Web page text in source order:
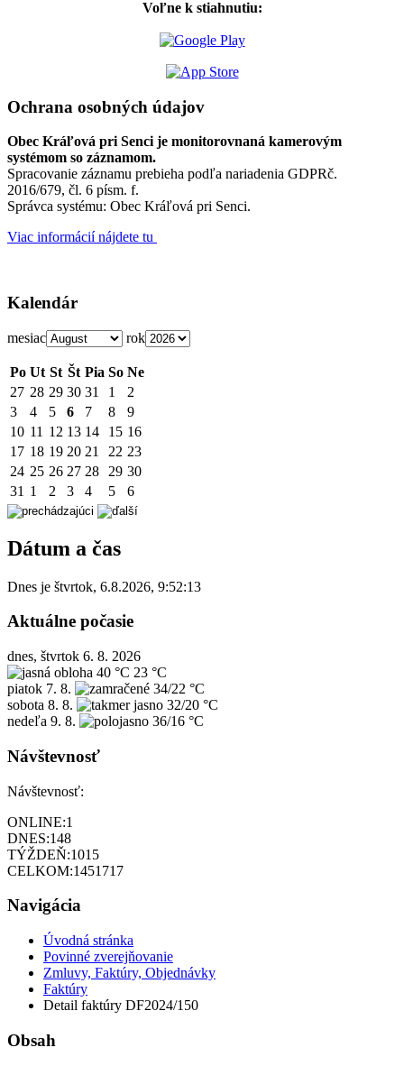
Voľne k stiahnutiu:
Ochrana osobných údajov
Obec Kráľová pri Senci je monitorovnaná kamerovým
systémom so záznamom.
Spracovanie záznamu prebieha podľa nariadenia GDPRč.
2016/679, čl. 6 písm. f.
Správca systému: Obec Kráľová pri Senci.
Viac informácií nájdete tu
Kalendár
mesiac rok
Po Ut St Št Pia So Ne
27 28 29 30 31 1
2
3
4 5 6 7 8
9
10 11 12 13 14 15 16
17 18 19 20 21 22 23
24 25 26 27 28 29 30
31 1 2 3 4 5 6
Dátum a čas
Dnes je štvrtok, 6.8.2026, 9:52:13
Aktuálne počasie
dnes, štvrtok 6. 8. 2026
40 °C 23 °C
piatok 7. 8.
34/22 °C
sobota 8. 8.
32/20 °C
nedeľa 9. 8. 36/16 °C
Návštevnosť
Návštevnosť:
ONLINE:1
DNES:148
TÝŽDEŇ:1015
CELKOM:1451717
Navigácia
Úvodná stránka
Povinné zverejňovanie
Zmluvy, Faktúry, Objednávky
Faktúry
Detail faktúry DF2024/150
Obsah